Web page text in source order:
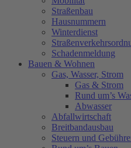
Straßenbau
Hausnummern
Winterdienst
Schadenmeldung
Bauen & Wohnen
Gas, Wasser, Strom
Gas & Strom
Rund um’s
Abwasser
Abfallwirtschaft
Breitbandausbau
Steuern und